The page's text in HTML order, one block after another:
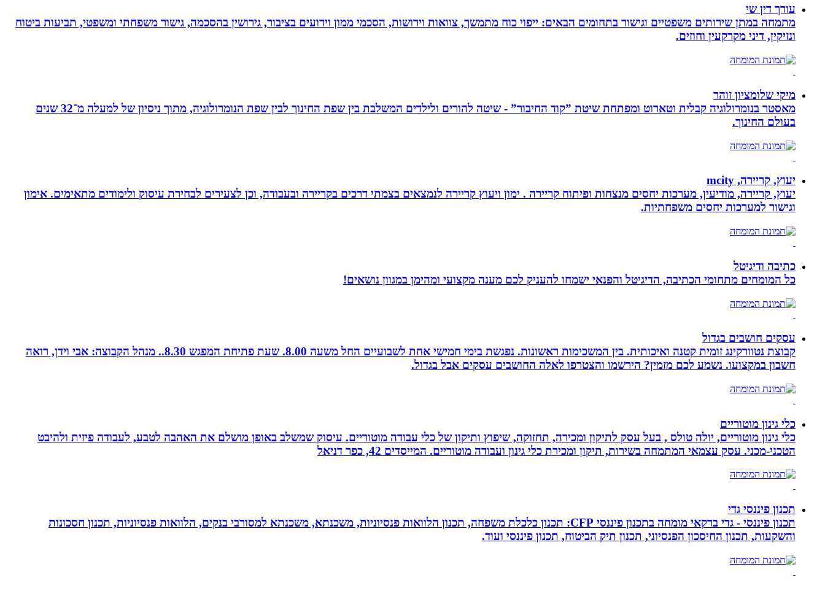
עורך דין שי
מתמחה במתן שירותים משפטיים וגישור בתחומים הבאים: ייפוי כוח מתמשך, צוואות וירושות, הסכמי ממון וידועים בציבור, גירושין בהסכמה, גישור משפחתי ומשפטי, תביעות ביטוח
ונזיקין, דיני מקרקעין וחוזים.
מיקי שלומציון זוהר
מאסטר בנומרולוגיה קבלית וטארוט ומפתחת שיטת ”קוד החיבור” - שיטה להורים ולילדים המשלבת בין שפת החינוך לבין שפת הנומרולוגיה, מתוך ניסיון של למעלה מ־32 שנים
בעולם החינוך.
יעוץ, קריירה, mcity
יעוץ, קריירה, מודיעין, מערכות יחסים מנצחות ופיתוח קריירה . ימון ויעוץ קריירה לנמצאים בצמתי דרכים בקריירה ובעבודה, וכן לצעירים לבחירת עיסוק ולימודים מתאימים. אימון
וגישור למערכות יחסים משפחתיות.
כתיבה ודיגיטל
כל המומחים מתחומי הכתיבה, הדיגיטל והפנאי ישמחו להעניק לכם מענה מקצועי ומהימן במגוון נושאים!
עסקים חושבים בגדול
קבוצת נטוורקינג זומית קטנה ואיכותית. בין המשכימות ראשונות. נפגשת בימי חמישי אחת לשבועיים החל משעה 8.00. שעת פתיחת המפגש 8.30.. מנהל הקבוצה: אבי וידן, רואה
חשבון במקצועו. נשמע לכם מזמין? הירשמו והצטרפו לאלה החושבים עסקים אבל בגדול.
כלי גינון מוטוריים
כלי גינון מוטוריים, יולה טולס , בעל עסק לתיקון ומכירה, תחזוקה, שיפוץ ותיקון של כלי עבודה מוטוריים. עיסוק שמשלב באופן מושלם את האהבה לטבע, לעבודה פיזית ולהיבט
הטכני-מכני. עסק עצמאי המתמחה בשירות, תיקון ומכירת כלי גינון ועבודה מוטוריים. המייסדים 42, כפר דניאל
תכנון פיננסי גדי
תכנון פיננסי - גדי ברקאי מומחה בתכנון פיננסי CFP: תכנון כלכלת משפחה, תכנון הלוואות פנסיוניות, משכנתא, משכנתא למסורבי בנקים, הלוואות פנסיוניות, תכנון חסכונות
והשקעות, תכנון החיסכון הפנסיוני, תכנון תיק הביטוח, תכנון פיננסי ועוד.